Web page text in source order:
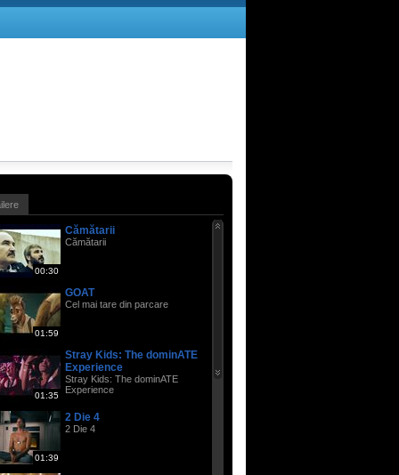
00:30
Cămătarii
Cămătarii
01:59
GOAT
Cel mai tare din parcare
01:35
Stray Kids: The dominATE
Experience
Stray Kids: The dominATE
Experience
01:39
2 Die 4
2 Die 4